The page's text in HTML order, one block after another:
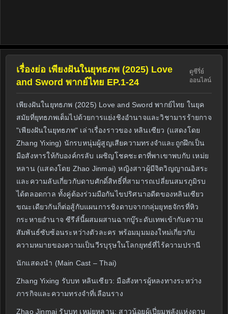
เรื่องย่อ เพียงฝันในยุทธภพ (2025) Love
and Sword พากย์ไทย EP.1-24
ดูซีรี่ย์
ออนไลน์
เพียงฝันในยุทธภพ (2025) Love and Sword พากย์ไทย ในยุค
สมัยที่ยุทธภพเต็มไปด้วยการแย่งชิงอำนาจและวิชามารร้ายกาจ
"เพียงฝันในยุทธภพ" เล่าเรื่องราวของ หลินเซียว (แสดงโดย
Zhang Yixing) นักรบหนุ่มผู้สูญเสียความทรงจำและถูกฝึกเป็น
มือสังหารให้กับองค์กรลับ เผชิญโชคชะตาที่พาเขาพบกับ เหม่ย
หลาน (แสดงโดย Zhao Jinmai) หญิงสาวผู้มีจิตวิญญาณอิสระ
และความลับเกี่ยวกับดาบศักดิ์สิทธิ์ที่สามารถเปลี่ยนสมรภูมิรบ
ได้ตลอดกาล ทั้งคู่ต้องร่วมมือกันไขปริศนาอดีตของหลินเซียว
ขณะเดียวกันก็ต่อสู้กับแผนการชิงดาบจากกลุ่มยุทธจักรที่หิว
กระหายอำนาจ ซีรีส์นี้ผสมผสานฉากบู๊ระดับเทพเข้ากับความ
สัมพันธ์ซับซ้อนระหว่างตัวละคร พร้อมมุมมองใหม่เกี่ยวกับ
ความหมายของความเป็นวีรบุรุษในโลกยุทธ์ที่ไร้ความปรานี
นักแสดงนำ (Main Cast – Thai)
Zhang Yixing รับบท หลินเซียว: มือสังหารผู้หลงทางระหว่าง
ภารกิจและความทรงจำที่เลือนราง
Zhao Jinmai รับบท เหม่ยหลาน: สาวน้อยผู้เปี่ยมพลังแห่งดาบ